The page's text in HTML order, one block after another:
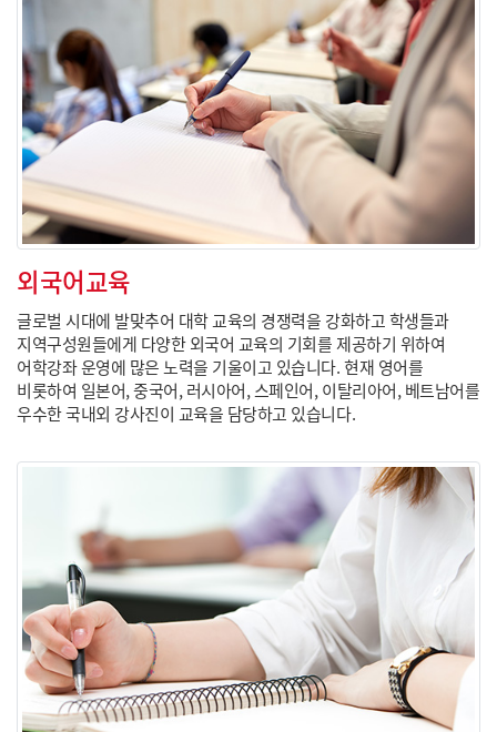
외국어교육
글로벌 시대에 발맞추어 대학 교육의 경쟁력을 강화하고 학생들과
지역구성원들에게 다양한 외국어 교육의 기회를 제공하기 위하여
어학강좌 운영에 많은 노력을 기울이고 있습니다. 현재 영어를
비롯하여 일본어, 중국어, 러시아어, 스페인어, 이탈리아어, 베트남어를
우수한 국내외 강사진이 교육을 담당하고 있습니다.